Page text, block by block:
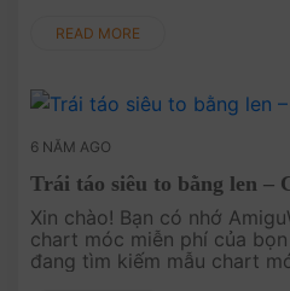
READ MORE
6 NĂM AGO
Trái táo siêu to bằng len –
Xin chào! Bạn có nhớ
chart móc miễn phí của
đang tìm kiếm mẫu chart